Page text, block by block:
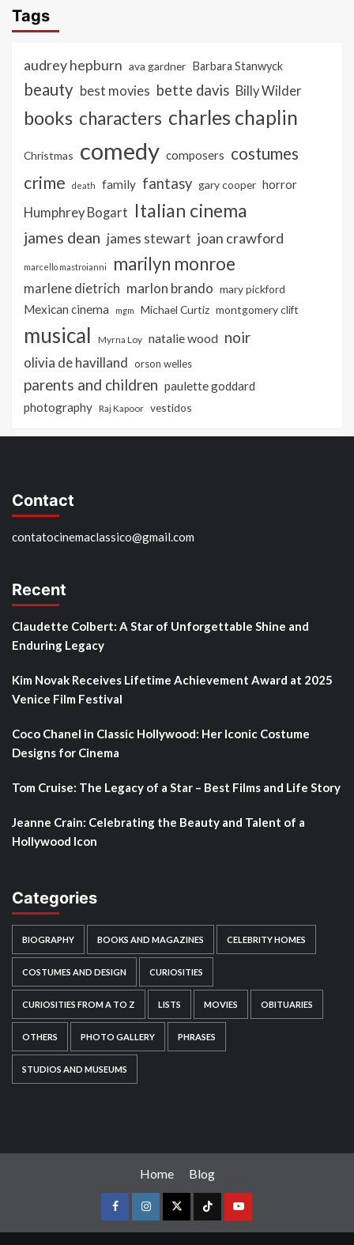
Tags
audrey hepburn ava gardner Barbara Stanwyck
beauty best movies bette davis Billy Wilder
books characters charles chaplin
Christmas comedy composers costumes
crime death family fantasy gary cooper horror
Humphrey Bogart Italian cinema
james dean james stewart joan crawford
marcello mastroianni marilyn monroe
marlene dietrich marlon brando mary pickford
Mexican cinema mgm Michael Curtiz montgomery clift
musical Myrna Loy natalie wood noir
olivia de havilland orson welles
parents and children paulette goddard
photography Raj Kapoor vestidos
Contact
contatocinemaclassico@gmail.com
Recent
Claudette Colbert: A Star of Unforgettable Shine and
Enduring Legacy
Kim Novak Receives Lifetime Achievement Award at 2025
Venice Film Festival
Coco Chanel in Classic Hollywood: Her Iconic Costume
Designs for Cinema
Tom Cruise: The Legacy of a Star – Best Films and Life Story
Jeanne Crain: Celebrating the Beauty and Talent of a
Hollywood Icon
Categories
BIOGRAPHY BOOKS AND MAGAZINES CELEBRITY HOMES
COSTUMES AND DESIGN CURIOSITIES
CURIOSITIES FROM A TO Z LISTS MOVIES OBITUARIES
OTHERS PHOTO GALLERY PHRASES
STUDIOS AND MUSEUMS
Home Blog